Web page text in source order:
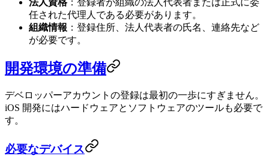
任された代理人である必要があります。
組織情報 ：登録住所、法人代表者の氏名、連絡先など
が必要です。
開発環境の準備
デベロッパーアカウントの登録は最初の一歩にすぎません。
iOS 開発にはハードウェアとソフトウェアのツールも必要で
す。
必要なデバイス